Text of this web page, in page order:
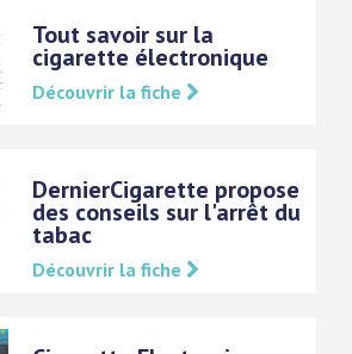
Tout savoir sur la
cigarette électronique
Découvrir la fiche
DernierCigarette propose
des conseils sur l'arrêt du
tabac
Découvrir la fiche